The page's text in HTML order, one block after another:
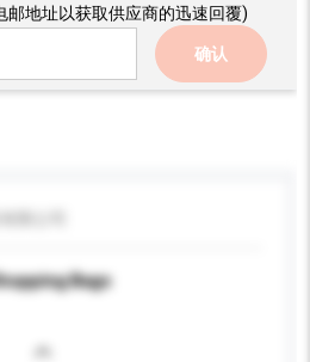
邮地址以获取供应商的迅速回覆)
确认
Bags